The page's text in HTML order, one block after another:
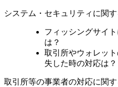
システム・セキュリティに関
フィッシングサイ
は？
取引所やウォレッ
失した時の対応は？
取引所等の事業者の対応に関